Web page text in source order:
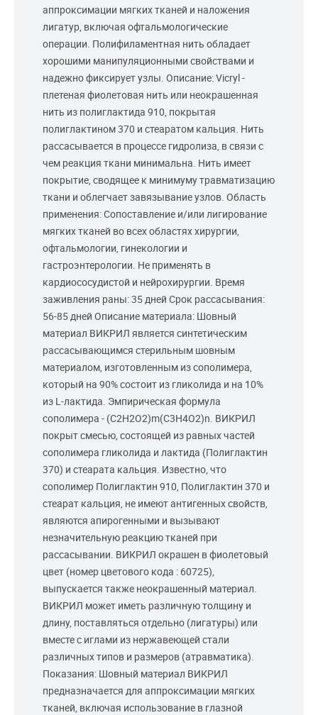
аппроксимации мягких тканей и наложения
лигатур, включая офтальмологические
операции. Полифиламентная нить обладает
хорошими манипуляционными свойствами и
надежно фиксирует узлы. Описание: Vicryl -
плетеная фиолетовая нить или неокрашенная
нить из полиглактида 910, покрытая
полиглактином 370 и стеаратом кальция. Нить
рассасывается в процессе гидролиза, в связи с
чем реакция ткани минимальна. Нить имеет
покрытие, сводящее к минимуму травматизацию
ткани и облегчает завязывание узлов. Область
применения: Сопоставление и/или лигирование
мягких тканей во всех областях хирургии,
офтальмологии, гинекологии и
гастроэнтерологии. Не применять в
кардиососудистой и нейрохирургии. Время
заживления раны: 35 дней Срок рассасывания:
56-85 дней Описание материала: Шовный
материал ВИКРИЛ является синтетическим
рассасывающимся стерильным шовным
материалом, изготовленным из сополимера,
который на 90% состоит из гликолида и на 10%
из L-лактида. Эмпирическая формула
сополимера - (С2H2O2)m(C3H4O2)n. ВИКРИЛ
покрыт смесью, состоящей из равных частей
сополимера гликолида и лактида (Полиглактин
370) и стеарата кальция. Известно, что
сополимер Полиглактин 910, Полиглактин 370 и
стеарат кальция, не имеют антигенных свойств,
являются апирогенными и вызывают
незначительную реакцию тканей при
рассасывании. ВИКРИЛ окрашен в фиолетовый
цвет (номер цветового кода : 60725),
выпускается также неокрашенный материал.
ВИКРИЛ может иметь различную толщину и
длину, поставляться отдельно (лигатуры) или
вместе с иглами из нержавеющей стали
различных типов и размеров (атравматика).
Показания: Шовный материал ВИКРИЛ
предназначается для аппроксимации мягких
тканей, включая использование в глазной